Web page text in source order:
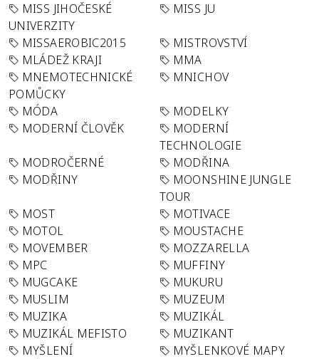
MISS JIHOČESKÉ
UNIVERZITY
MISS JU
MISSAEROBIC2015
MISTROVSTVÍ
MLÁDEŽ KRAJI
MMA
MNEMOTECHNICKÉ
POMŮCKY
MNICHOV
MÓDA
MODELKY
MODERNÍ ČLOVĚK
MODERNÍ
TECHNOLOGIE
MODROČERNÉ
MODŘINA
MODŘINY
MOONSHINE JUNGLE
TOUR
MOST
MOTIVACE
MOTOL
MOUSTACHE
MOVEMBER
MOZZARELLA
MPC
MUFFINY
MUGCAKE
MUKURU
MUSLIM
MUZEUM
MUZIKA
MUZIKÁL
MUZIKÁL MEFISTO
MUZIKANT
MYŠLENÍ
MYŠLENKOVÉ MAPY